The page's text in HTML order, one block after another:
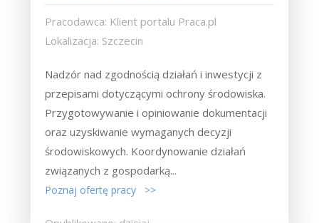
Pracodawca: Klient portalu Praca.pl
Lokalizacja: Szczecin
Nadzór nad zgodnością działań i inwestycji z
przepisami dotyczącymi ochrony środowiska.
Przygotowywanie i opiniowanie dokumentacji
oraz uzyskiwanie wymaganych decyzji
środowiskowych. Koordynowanie działań
związanych z gospodarką...
Poznaj ofertę pracy >>